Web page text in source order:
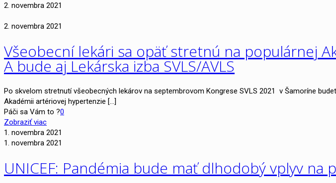
2. novembra 2021
2. novembra 2021
Všeobecní lekári sa opäť stretnú na populárnej
A bude aj Lekárska izba SVLS/AVLS
Po skvelom stretnutí všeobecných lekárov na septembrovom Kongrese SVLS 2021 v Šamoríne
Akadémii artériovej hypertenzie […]
Páči sa Vám to ?0
Zobraziť viac
1. novembra 2021
1. novembra 2021
UNICEF: Pandémia bude mať dlhodobý vplyv na